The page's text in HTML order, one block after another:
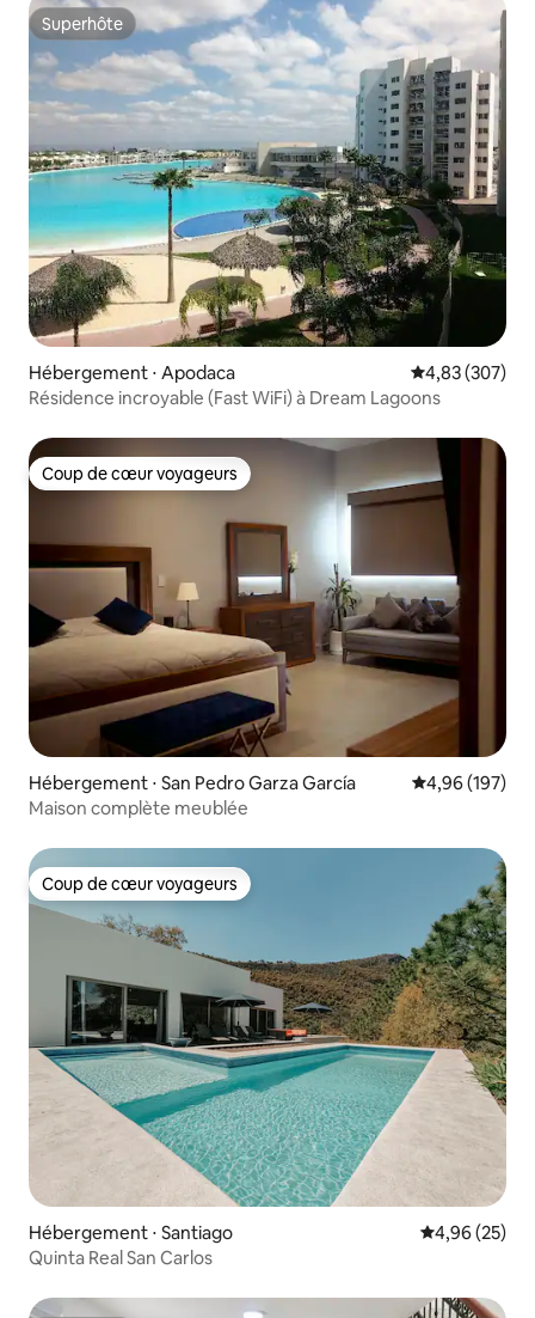
Superhôte
Superhôte
Hébergement ⋅ Apodaca Évaluation
4,83 (307)
Résidence incroyable (Fast WiFi) à Dream Lagoons
Coup de cœur voyageurs
Coup de cœur voyageurs
Hébergement ⋅ San Pedro Garza García Évaluation
4,96 (197)
Maison complète meublée
Coup de cœur voyageurs
Coup de cœur voyageurs
Hébergement ⋅ Santiago Évaluation
4,96 (25)
Quinta Real San Carlos